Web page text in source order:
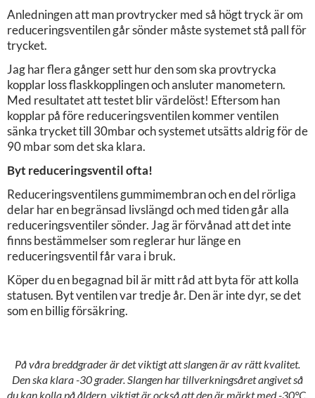
Anledningen att man provtrycker med så högt tryck är om
reduceringsventilen går sönder måste systemet stå pall för
trycket.
Jag har flera gånger sett hur den som ska provtrycka
kopplar loss flaskkopplingen och ansluter manometern.
Med resultatet att testet blir värdelöst! Eftersom han
kopplar på före reduceringsventilen kommer ventilen
sänka trycket till 30mbar och systemet utsätts aldrig för de
90 mbar som det ska klara.
Byt reduceringsventil ofta!
Reduceringsventilens gummimembran och en del rörliga
delar har en begränsad livslängd och med tiden går alla
reduceringsventiler sönder. Jag är förvånad att det inte
finns bestämmelser som reglerar hur länge en
reduceringsventil får vara i bruk.
Köper du en begagnad bil är mitt råd att byta för att kolla
statusen. Byt ventilen var tredje år. Den är inte dyr, se det
som en billig försäkring.
På våra breddgrader är det viktigt att slangen är av rätt kvalitet.
Den ska klara -30 grader. Slangen har tillverkningsåret angivet så
du kan kolla på åldern, viktigt är också att den är märkt med -30°C.